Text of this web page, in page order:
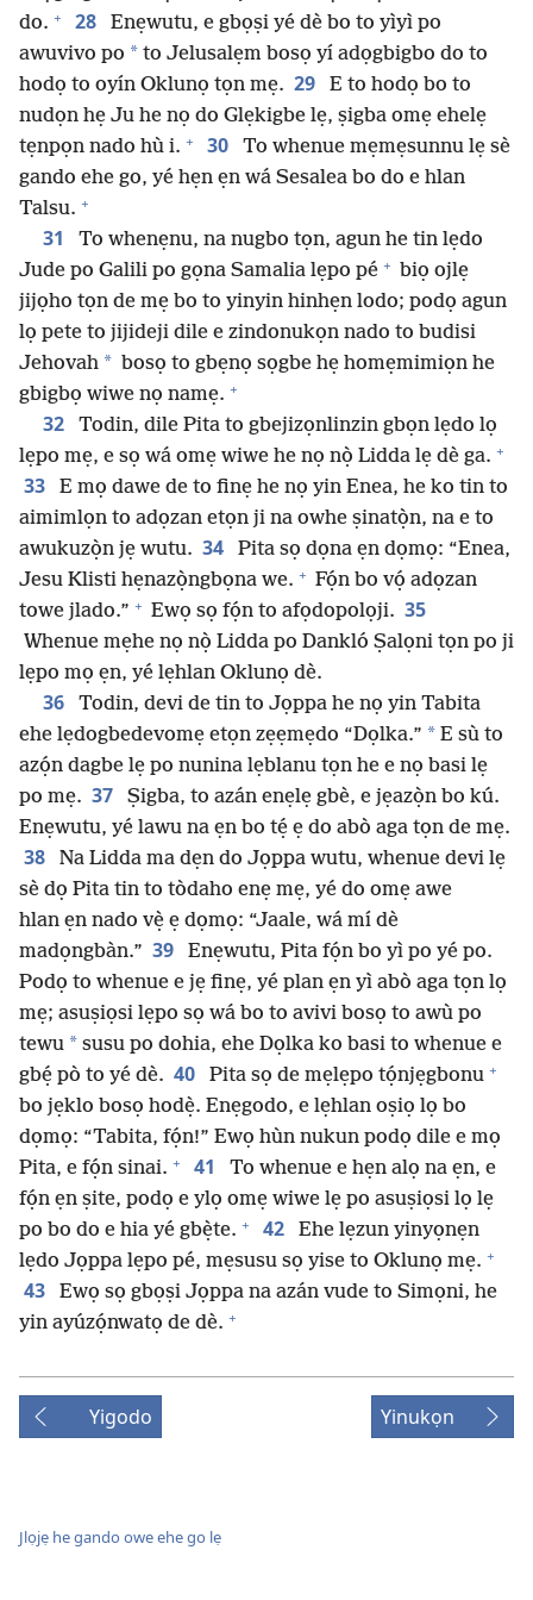
do. + 28
Enẹwutu, e gbọṣi yé dè bo to yìyì po
awuvivo po * to Jelusalẹm bosọ yí adọgbigbo do to
hodọ to oyín Oklunọ tọn mẹ. 29
E to hodọ bo to
nudọn hẹ Ju he nọ do Glẹkigbe lẹ, ṣigba omẹ ehelẹ
tẹnpọn nado hù i. + 30
To whenue mẹmẹsunnu lẹ sè
gando ehe go, yé hẹn ẹn wá Sesalea bo do e hlan
Talsu. +
31
To whenẹnu, na nugbo tọn, agun he tin lẹdo
Jude po Galili po gọna Samalia lẹpo pé + biọ ojlẹ
jijọho tọn de mẹ bo to yinyin hinhẹn lodo; podọ agun
lọ pete to jijideji dile e zindonukọn nado to budisi
Jehovah * bosọ to gbẹnọ sọgbe hẹ homẹmimiọn he
gbigbọ wiwe nọ namẹ. +
32
Todin, dile Pita to gbejizọnlinzin gbọn lẹdo lọ
lẹpo mẹ, e sọ wá omẹ wiwe he nọ nọ̀ Lidda lẹ dè ga. +
33
E mọ dawe de to finẹ he nọ yin Enea, he ko tin to
aimimlọn to adọzan etọn ji na owhe ṣinatọ̀n, na e to
awukuzọ̀n jẹ wutu. 34
Pita sọ dọna ẹn dọmọ: “Enea,
Jesu Klisti hẹnazọ̀ngbọna we. + Fọ́n bo vọ́ adọzan
towe jlado.” + Ewọ sọ fọ́n to afọdopolọji. 35
Whenue mẹhe nọ nọ̀ Lidda po Dankló Ṣalọni tọn po ji
lẹpo mọ ẹn, yé lẹhlan Oklunọ dè.
36
Todin, devi de tin to Jọppa he nọ yin Tabita
ehe lẹdogbedevomẹ etọn zẹẹmẹdo “Dọlka.” * E sù to
azọ́n dagbe lẹ po nunina lẹblanu tọn he e nọ basi lẹ
po mẹ. 37
Ṣigba, to azán enẹlẹ gbè, e jẹazọ̀n bo kú.
Enẹwutu, yé lawu na ẹn bo tẹ́ ẹ do abò aga tọn de mẹ.
38
Na Lidda ma dẹn do Jọppa wutu, whenue devi lẹ
sè dọ Pita tin to tòdaho enẹ mẹ, yé do omẹ awe
hlan ẹn nado vẹ̀ ẹ dọmọ: “Jaale, wá mí dè
madọngbàn.” 39
Enẹwutu, Pita fọ́n bo yì po yé po.
Podọ to whenue e jẹ finẹ, yé plan ẹn yì abò aga tọn lọ
mẹ; asuṣiọsi lẹpo sọ wá bo to avivi bosọ to awù po
tewu * susu po dohia, ehe Dọlka ko basi to whenue e
gbẹ́ pò to yé dè. 40 Pita sọ de mẹlẹpo tọ́njẹgbonu +
bo jẹklo bosọ hodẹ̀. Enẹgodo, e lẹhlan oṣiọ lọ bo
dọmọ: “Tabita, fọ́n!” Ewọ hùn nukun podọ dile e mọ
Pita, e fọ́n sinai. + 41
To whenue e hẹn alọ na ẹn, e
fọ́n ẹn ṣite, podọ e ylọ omẹ wiwe lẹ po asuṣiọsi lọ lẹ
po bo do e hia yé gbẹ̀te. + 42
Ehe lẹzun yinyọnẹn
lẹdo Jọppa lẹpo pé, mẹsusu sọ yise to Oklunọ mẹ. +
43
Ewọ sọ gbọṣi Jọppa na azán vude to Simọni, he
yin ayúzọ́nwatọ de dè. +
Yigodo Yinukọn
Jlọjẹ he gando owe ehe go lẹ